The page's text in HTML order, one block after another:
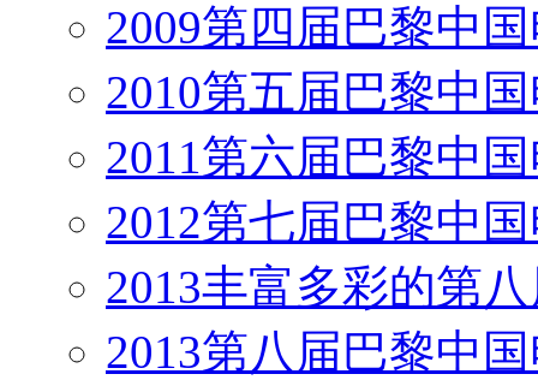
2009第四届巴黎中
2010第五届巴黎中
2011第六届巴黎中
2012第七届巴黎中
2013丰富多彩的第
2013第八届巴黎中